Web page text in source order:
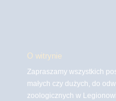
O witrynie
Zapraszamy wszystkich
małych czy dużych, do
zoologicznych w